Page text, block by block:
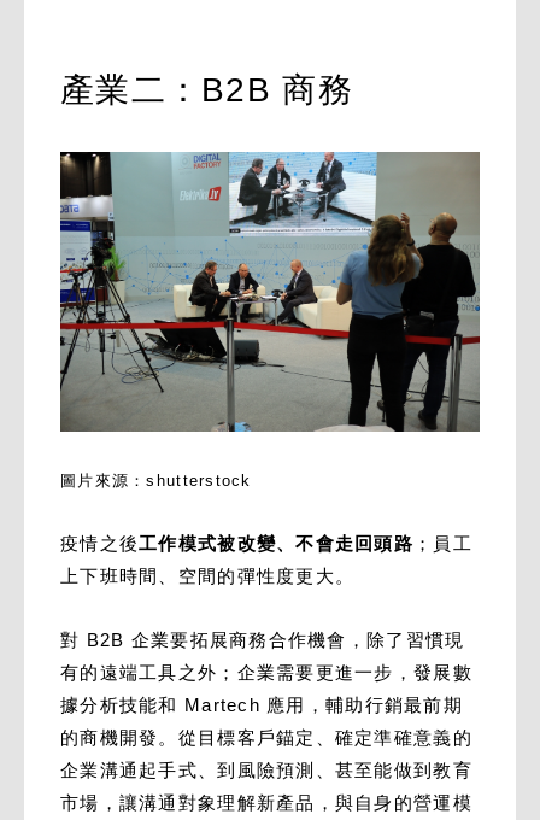
產業二：B2B 商務
圖片來源：shutterstock
疫情之後工作模式被改變、不會走回頭路 ；員工
上下班時間、空間的彈性度更大。
對 B2B 企業要拓展商務合作機會，除了習慣現
有的遠端工具之外；企業需要更進一步，發展數
據分析技能和 Martech 應用，輔助行銷最前期
的商機開發。從目標客戶錨定、確定準確意義的
企業溝通起手式、到風險預測、甚至能做到教育
市場，讓溝通對象理解新產品，與自身的營運模